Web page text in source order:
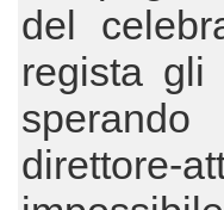
del
regista gli
direttore-